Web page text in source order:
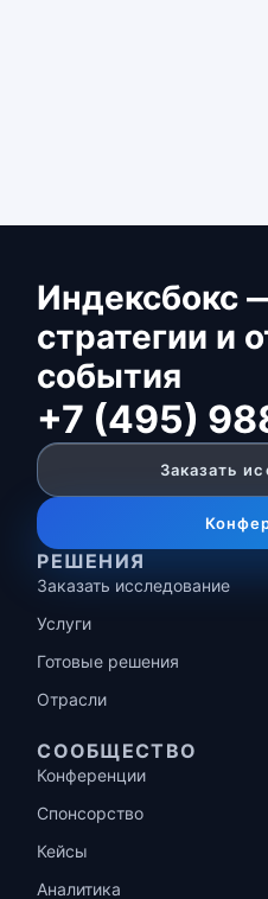
Индексбокс
стратегии и
события
+7 (495)
Заказать
РЕШЕНИЯ
Заказать исследование
Услуги
Готовые решения
Отрасли
СООБЩЕСТВО
Конференции
Спонсорство
Кейсы
Аналитика